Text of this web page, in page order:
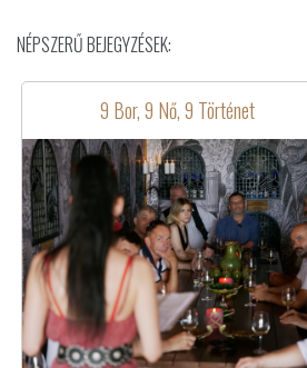
NÉPSZERŰ BEJEGYZÉSEK:
9 Bor, 9 Nő, 9 Történet